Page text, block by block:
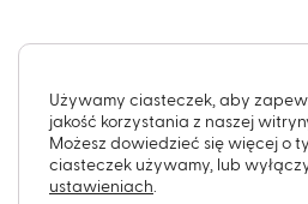
Używamy ciasteczek, aby
jakość korzystania z naszej
Możesz dowiedzieć się więcej o
ciasteczek używamy, lub
ustawieniach.